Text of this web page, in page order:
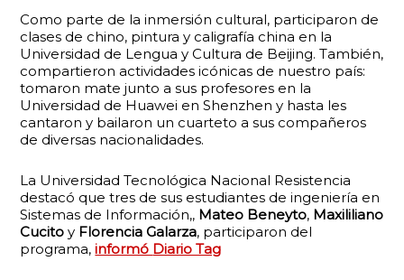
Como parte de la inmersión cultural, participaron de
clases de chino, pintura y caligrafía china en la
Universidad de Lengua y Cultura de Beijing. También,
compartieron actividades icónicas de nuestro país:
tomaron mate junto a sus profesores en la
Universidad de Huawei en Shenzhen y hasta les
cantaron y bailaron un cuarteto a sus compañeros
de diversas nacionalidades.
La Universidad Tecnológica Nacional Resistencia
destacó que tres de sus estudiantes de ingeniería en
Sistemas de Información,, Mateo Beneyto, Maxililiano
Cucito y Florencia Galarza, participaron del
programa,informó Diario Tag